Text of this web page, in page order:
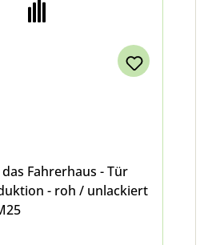
Fahrerhaus - Tür
- roh / unlackiert